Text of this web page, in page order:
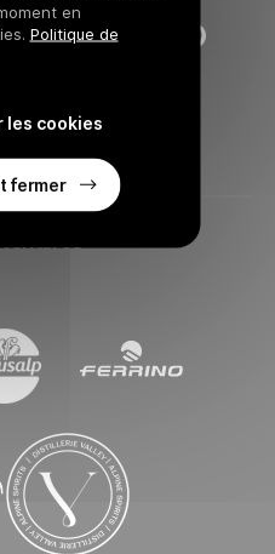
3 Vallées
Facebook Les 3 Vallées
Youtube Les 3
LinkedIn Les 3 Vallées
Fusalp Ferrino
Distillerie Valley
en
Politique de
les cookies
fermer